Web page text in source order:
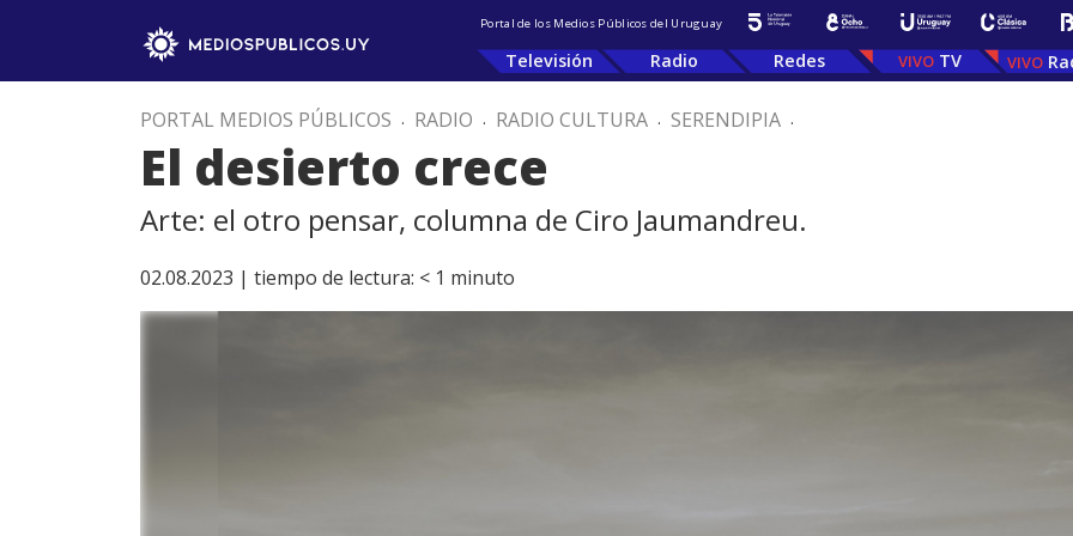
Portal de los Medios Públicos del Uruguay
Televisión Radio Redes TV
PORTAL MEDIOS PÚBLICOS . RADIO . RADIO CULTURA . SERENDIPIA .
El desierto crece
Arte: el otro pensar, columna de Ciro Jaumandreu.
02.08.2023 | tiempo de lectura: < 1 minuto